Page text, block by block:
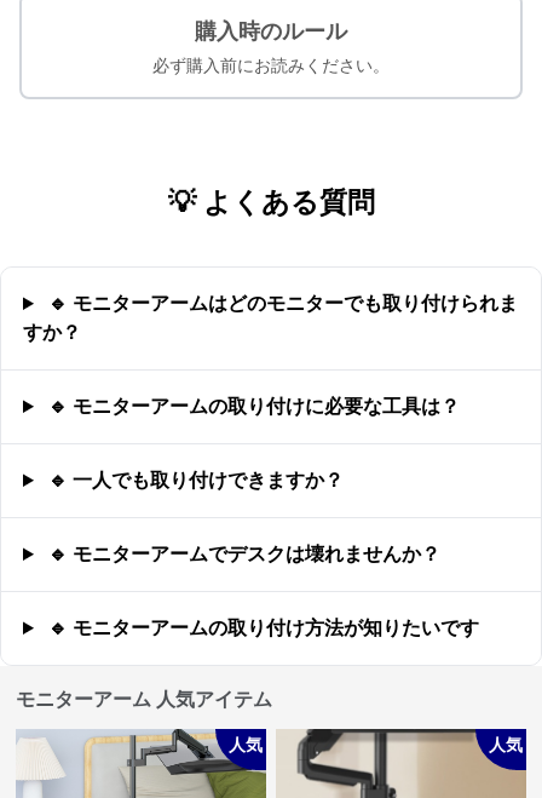
購入時のルール
必ず購入前にお読みください。
💡 よくある質問
🔹 モニターアームはどのモニターでも取り付けられま
すか？
🔹 モニターアームの取り付けに必要な工具は？
🔹 一人でも取り付けできますか？
🔹 モニターアームでデスクは壊れませんか？
🔹 モニターアームの取り付け方法が知りたいです
モニターアーム 人気アイテム
人気 人気